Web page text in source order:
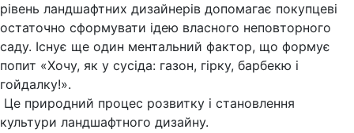
рівень ландшафтних дизайнерів допомагає покупцеві
остаточно сформувати ідею власного неповторного
саду. Існує ще один ментальний фактор, що формує
попит «Хочу, як у сусіда: газон, гірку, барбекю і
гойдалку!».
Це природний процес розвитку і становлення
культури ландшафтного дизайну.